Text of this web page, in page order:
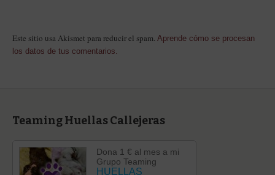
Este sitio usa Akismet para reducir el spam. Aprende cómo se procesan
los datos de tus comentarios.
Teaming Huellas Callejeras